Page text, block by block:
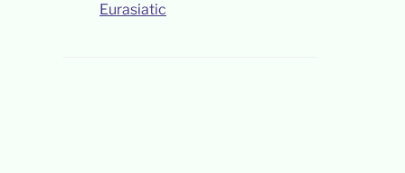
Eurasiatic